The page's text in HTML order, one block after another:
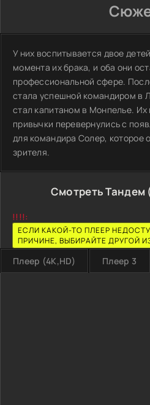
У них воспитывается двое
момента их брака, и оба они
профессиональной сфере.
стала успешной командиром в
стал капитаном в Монпелье. Их
привычки перевернулись с
для командира Солер, которое
зрителя.
Смотреть Тандем
!!!!:
ЕСЛИ КАКОЙ-ТО ПЛЕЕР
ПРИЧИНЕ, ВЫБИРАЙТЕ ДРУГОЙ
Плеер (4K,HD) Плеер 3